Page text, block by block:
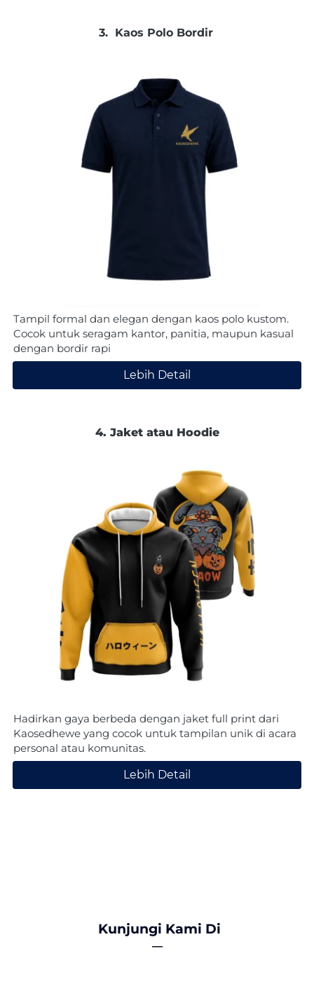
3. Kaos Polo Bordir
Tampil formal dan elegan dengan kaos polo kustom.
Cocok untuk seragam kantor, panitia, maupun kasual
dengan bordir rapi
`Lebih Detail
4. Jaket atau Hoodie
Hadirkan gaya berbeda dengan jaket full print dari
Kaosedhewe yang cocok untuk tampilan unik di acara
personal atau komunitas.
`Lebih Detail
Kunjungi Kami Di
―